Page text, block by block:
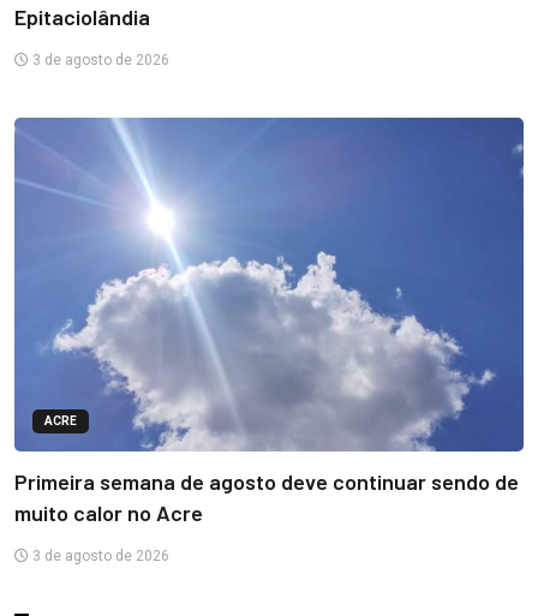
Epitaciolândia
3 de agosto de 2026
ACRE
Primeira semana de agosto deve continuar sendo de
muito calor no Acre
3 de agosto de 2026